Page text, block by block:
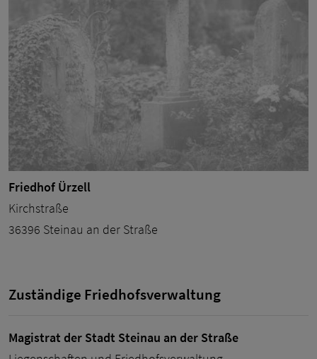
Friedhof Ürzell
Kirchstraße
36396 Steinau an der Straße
Zuständige Friedhofsverwaltung
Magistrat der Stadt Steinau an der Straße